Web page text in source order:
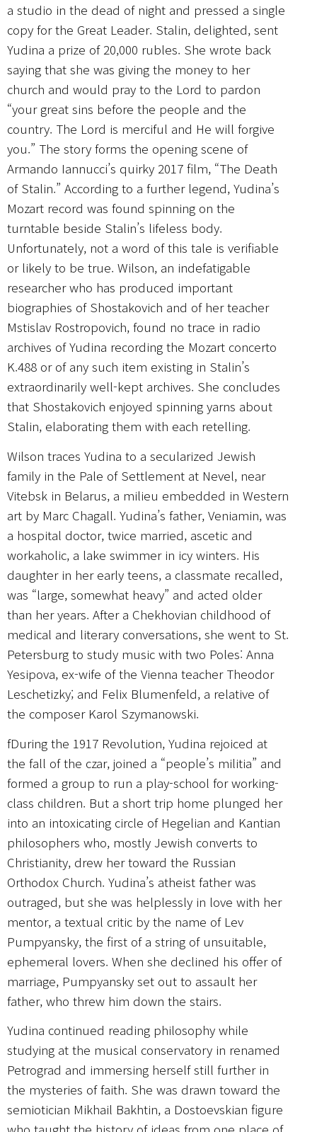
a studio in the dead of night and pressed a single
copy for the Great Leader. Stalin, delighted, sent
Yudina a prize of 20,000 rubles. She wrote back
saying that she was giving the money to her
church and would pray to the Lord to pardon
“your great sins before the people and the
country. The Lord is merciful and He will forgive
you.” The story forms the opening scene of
Armando Iannucci’s quirky 2017 film, “The Death
of Stalin.” According to a further legend, Yudina’s
Mozart record was found spinning on the
turntable beside Stalin’s lifeless body.
Unfortunately, not a word of this tale is verifiable
or likely to be true. Wilson, an indefatigable
researcher who has produced important
biographies of Shostakovich and of her teacher
Mstislav Rostropovich, found no trace in radio
archives of Yudina recording the Mozart concerto
K.488 or of any such item existing in Stalin’s
extraordinarily well-kept archives. She concludes
that Shostakovich enjoyed spinning yarns about
Stalin, elaborating them with each retelling.
Wilson traces Yudina to a secularized Jewish
family in the Pale of Settlement at Nevel, near
Vitebsk in Belarus, a milieu embedded in Western
art by Marc Chagall. Yudina’s father, Veniamin, was
a hospital doctor, twice married, ascetic and
workaholic, a lake swimmer in icy winters. His
daughter in her early teens, a classmate recalled,
was “large, somewhat heavy” and acted older
than her years. After a Chekhovian childhood of
medical and literary conversations, she went to St.
Petersburg to study music with two Poles: Anna
Yesipova, ex-wife of the Vienna teacher Theodor
Leschetizky; and Felix Blumenfeld, a relative of
the composer Karol Szymanowski.
fDuring the 1917 Revolution, Yudina rejoiced at
the fall of the czar, joined a “people’s militia” and
formed a group to run a play-school for working-
class children. But a short trip home plunged her
into an intoxicating circle of Hegelian and Kantian
philosophers who, mostly Jewish converts to
Christianity, drew her toward the Russian
Orthodox Church. Yudina’s atheist father was
outraged, but she was helplessly in love with her
mentor, a textual critic by the name of Lev
Pumpyansky, the first of a string of unsuitable,
ephemeral lovers. When she declined his offer of
marriage, Pumpyansky set out to assault her
father, who threw him down the stairs.
Yudina continued reading philosophy while
studying at the musical conservatory in renamed
Petrograd and immersing herself still further in
the mysteries of faith. She was drawn toward the
semiotician Mikhail Bakhtin, a Dostoevskian figure